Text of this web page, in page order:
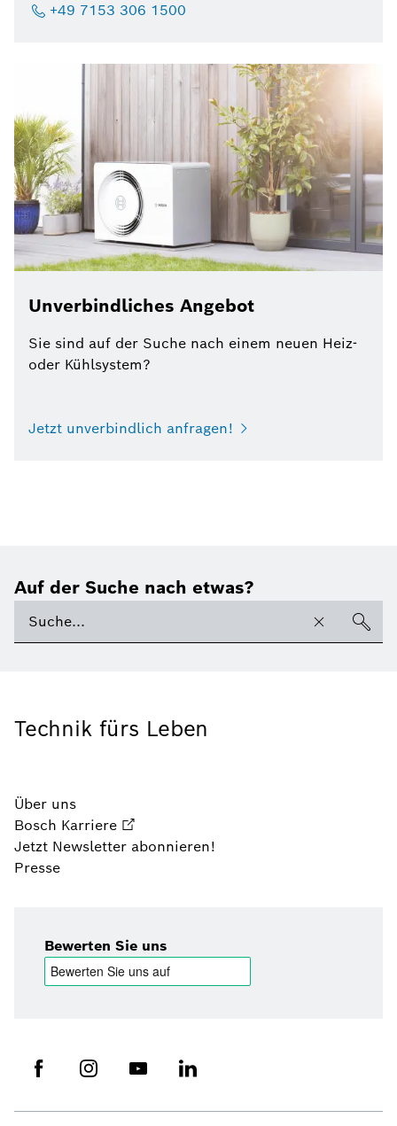
+49 7153 306 1500
Unverbindliches Angebot
Sie sind auf der Suche nach einem neuen Heiz-
oder Kühlsystem?
Jetzt unverbindlich anfragen!
Auf der Suche nach etwas?
Technik fürs Leben
Über uns
Bosch Karriere
Jetzt Newsletter abonnieren!
Presse
Bewerten Sie uns